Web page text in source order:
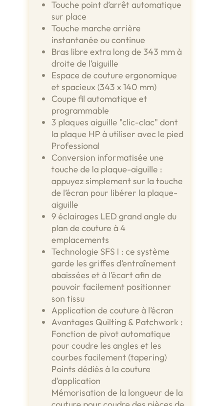
Touche point d’arrêt automatique
sur place
Touche marche arrière
instantanée ou continue
Bras libre extra long de 343 mm à
droite de l’aiguille
Espace de couture ergonomique
et spacieux (343 x 140 mm)
Coupe fil automatique et
programmable
3 plaques aiguille "clic-clac" dont
la plaque HP à utiliser avec le pied
Professional
Conversion informatisée une
touche de la plaque-aiguille :
appuyez simplement sur la touche
de l’écran pour libérer la plaque-
aiguille
9 éclairages LED grand angle du
plan de couture à 4
emplacements
Technologie SFS I : ce système
garde les griffes d’entraînement
abaissées et à l’écart afin de
pouvoir facilement positionner
son tissu
Application de couture à l’écran
Avantages Quilting & Patchwork :
Fonction de pivot automatique
pour coudre les angles et les
courbes facilement (tapering)
Points dédiés à la couture
d'application
Mémorisation de la longueur de la